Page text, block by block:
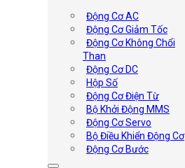
Động Cơ AC
Động Cơ Giảm Tốc
Động Cơ Không Chổi
Than
Động Cơ DC
Hộp Số
Động Cơ Điện Từ
Bộ Khởi Động MMS
Động Cơ Servo
Bộ Điều Khiển Động Cơ
Động Cơ Bước